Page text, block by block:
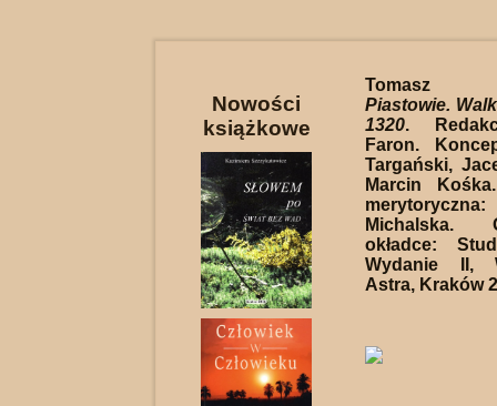
Nowości
książkowe
Tomasz
Piastowie.
1320.
Faron.
Targański,
Marcin
Michalska.
okładce:
Wydanie II,
Astra, Kraków